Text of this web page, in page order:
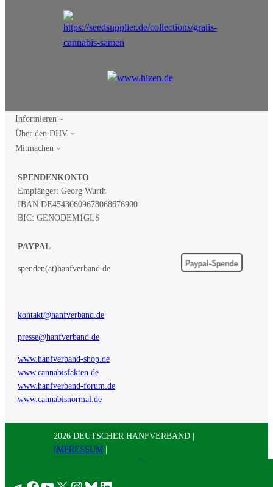
Informieren
Über den DHV
Mitmachen
SPENDENKONTO
Empfänger: Georg Wurth
IBAN:DE45430609678068676900
BIC: GENODEM1GLS
PAYPAL
spenden(at)hanfverband.de
kontakt@hanfverband.de
presse@hanfverband.de
www.hanfverband-shop.de
www.cannabisfakten.de
www.hanfverband-forum.de
www.cannabisnormal.de
2026 DEUTSCHER HANFVERBAND |
IMPRESSUM |